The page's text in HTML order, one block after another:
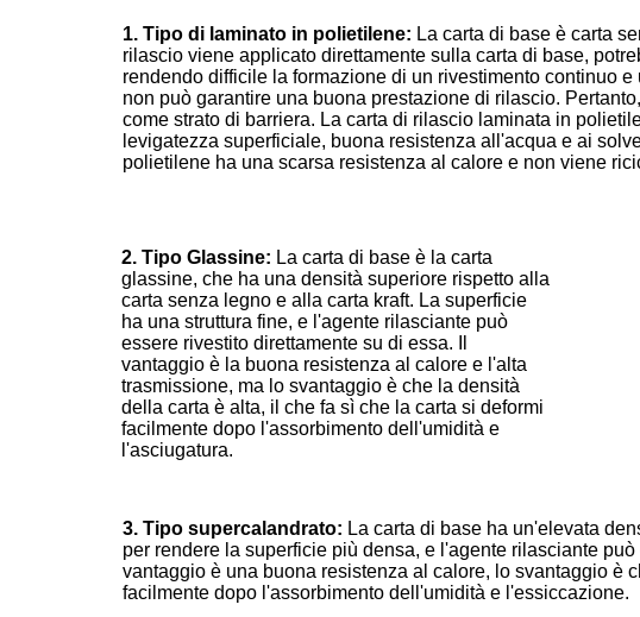
1. Tipo di laminato in polietilene: La carta di base è carta
rilascio viene applicato direttamente sulla carta di base,
rendendo difficile la formazione di un rivestimento continuo
non può garantire una buona prestazione di rilascio.
come strato di barriera. La carta di rilascio laminata in
levigatezza superficiale, buona resistenza all'acqua e ai
polietilene ha una scarsa resistenza al calore e non viene
2. Tipo Glassine: La carta di base è la carta
glassine, che ha una densità superiore rispetto alla
carta senza legno e alla carta kraft. La superficie
ha una struttura fine, e l'agente rilasciante può
essere rivestito direttamente su di essa. Il
vantaggio è la buona resistenza al calore e l'alta
trasmissione, ma lo svantaggio è che la densità
della carta è alta, il che fa sì che la carta si deformi
facilmente dopo l'assorbimento dell'umidità e
l'asciugatura.
3. Tipo supercalandrato: La carta di base ha un'elevata
per rendere la superficie più densa, e l'agente rilasciante può
vantaggio è una buona resistenza al calore, lo svantaggio è
facilmente dopo l'assorbimento dell'umidità e l'essiccazione.